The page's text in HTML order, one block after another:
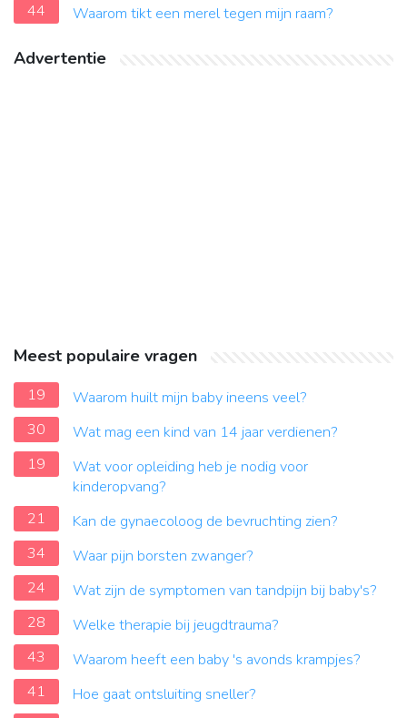
44
Waarom tikt een merel tegen mijn raam?
Advertentie
Meest populaire vragen
19
Waarom huilt mijn baby ineens veel?
30
Wat mag een kind van 14 jaar verdienen?
19
Wat voor opleiding heb je nodig voor
kinderopvang?
21
Kan de gynaecoloog de bevruchting zien?
34
Waar pijn borsten zwanger?
24
Wat zijn de symptomen van tandpijn bij baby's?
28
Welke therapie bij jeugdtrauma?
43
Waarom heeft een baby 's avonds krampjes?
41
Hoe gaat ontsluiting sneller?